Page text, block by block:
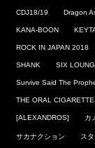
CDJ18/19 Dragon
KANA-BOON
ROCK IN JAPAN 2018
SHANK SIX
Survive Said The
THE ORAL
[ALEXANDROS] カ
サカナクション ス